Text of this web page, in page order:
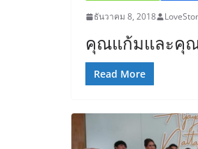
ธันวาคม 8, 2018
คุณแก้มและคุ
Read More